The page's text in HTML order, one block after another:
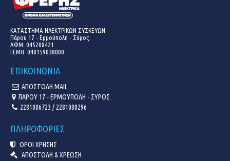
ΚΑΤΑΣΤΗΜΑ ΗΛΕΚΤΡΙΚΩΝ ΣΥΣΚΕΥΩΝ
Πάρου 17 - Ερμούπολη - Σύρος
ΑΦΜ: 045208421
ΓΕΜΗ: 048159038000
ΕΠΙΚΟΙΝΩΝΙΑ
ΑΠΟΣΤΟΛΗ MAIL
ΠΑΡΟΥ 17 - ΕΡΜΟΥΠΟΛΗ - ΣΥΡΟΣ
2281086723 / 2281088296
ΠΛΗΡΟΦΟΡΙΕΣ
ΟΡΟΙ ΧΡΗΣΗΣ
ΑΠΟΣΤΟΛΗ & ΧΡΕΩΣΗ